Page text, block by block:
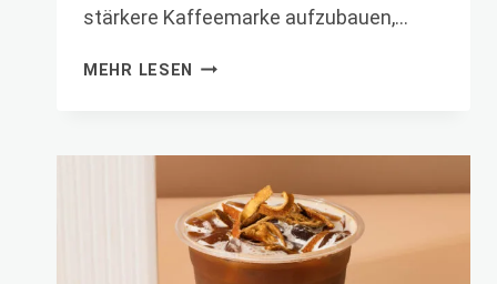
stärkere Kaffeemarke aufzubauen,…
MEHR LESEN
SO
AUFGEDRUCKTEM
LOGO,
UM
EINEN